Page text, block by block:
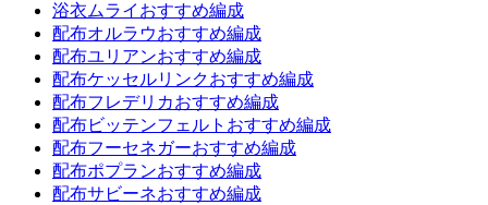
浴衣ムライおすすめ編成
配布オルラウおすすめ編成
配布ユリアンおすすめ編成
配布ケッセルリンクおすすめ編成
配布フレデリカおすすめ編成
配布ビッテンフェルトおすすめ編成
配布フーセネガーおすすめ編成
配布ポプランおすすめ編成
配布サビーネおすすめ編成